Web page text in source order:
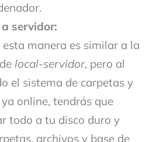
servidor:
esta manera es similar a la
local-servidor, pero al
el sistema de carpetas y
online, tendrás que
todo a tu disco duro y
archivos y base de